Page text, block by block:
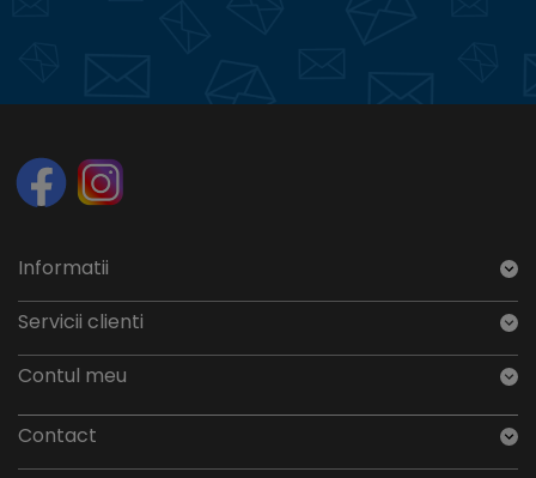
Informatii
Servicii clienti
Contul meu
Contact